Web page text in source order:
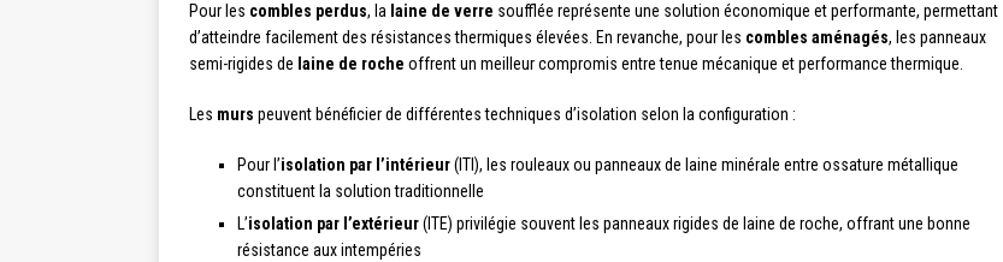
Pour les combles perdus, la laine de verre soufflée représente une solution économique et performante, permettant
d’atteindre facilement des résistances thermiques élevées. En revanche, pour les combles aménagés, les panneaux
semi-rigides de laine de roche offrent un meilleur compromis entre tenue mécanique et performance thermique.
Les murs peuvent bénéficier de différentes techniques d’isolation selon la configuration :
Pour l’isolation par l’intérieur(ITI), les rouleaux ou panneaux de laine minérale entre ossature métallique
constituent la solution traditionnelle
L’isolation par l’extérieur(ITE) privilégie souvent les panneaux rigides de laine de roche, offrant une bonne
résistance aux intempéries